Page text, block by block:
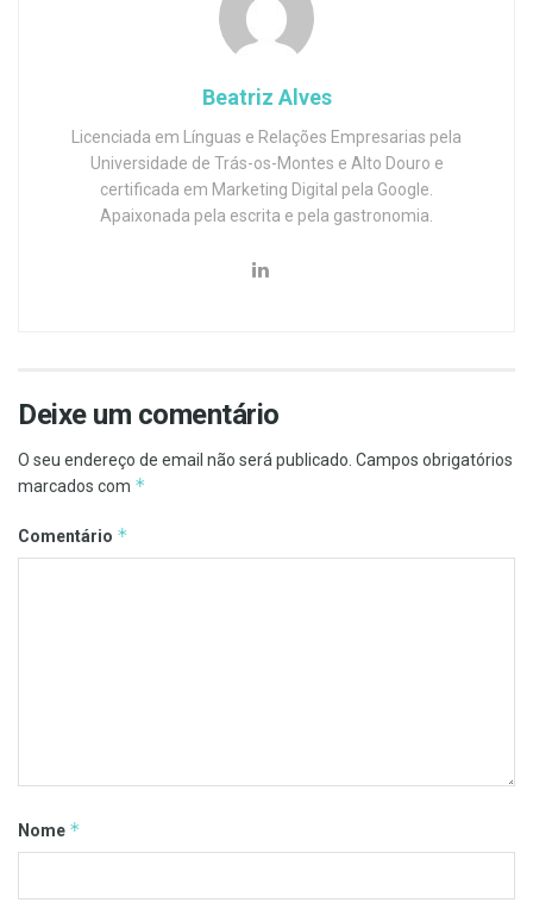
Beatriz Alves
Licenciada em Línguas e Relações Empresarias pela
Universidade de Trás-os-Montes e Alto Douro e
certificada em Marketing Digital pela Google.
Apaixonada pela escrita e pela gastronomia.
Deixe um comentário
O seu endereço de email não será publicado. Campos obrigatórios
marcados com *
Comentário *
Nome *